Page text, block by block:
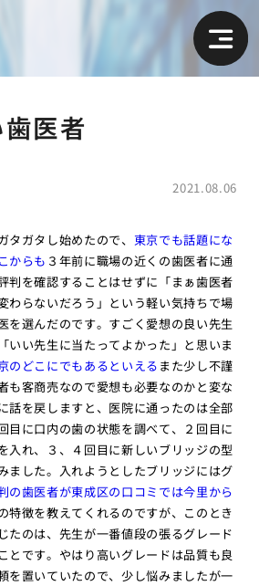
医者
2021.08.06
ガタし始めたので、 東京でも話題にな
からも ３年前に職場の近くの歯医者に通
判を確認することはせずに「まぁ歯医者
わらないだろう」という軽い気持ちで場
を選んだのです。すごく愛想の良い先生
いい先生に当たってよかった」と思いま
のどこにでもあるといえる また少し不謹
も客商売なので愛想も必要なのかと変な
話を戻しますと、医院に通ったのは全部
目に口内の歯の状態を調べて、２回目に
入れ、３、４回目に新しいブリッジの型
ました。入れようとしたブリッジにはグ
の歯医者が東成区の口コミでは今里から
特徴を教えてくれるのですが、このとき
たのは、先生が一番値段の張るグレード
とです。やはり高いグレードは品質も良
を置いていたので、少し悩みましたが一